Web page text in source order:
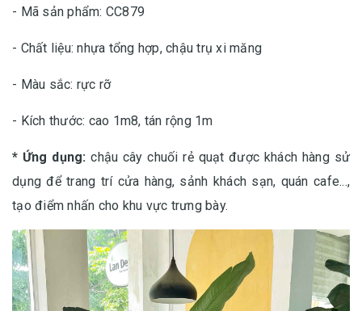
- Mã sản phẩm: CC879
- Chất liệu: nhựa tổng hợp, chậu trụ xi măng
- Màu sắc: rực rỡ
- Kích thước: cao 1m8, tán rộng 1m
* Ứng dụng: chậu cây chuối rẻ quạt được khách hàng sử
dụng để trang trí cửa hàng, sảnh khách sạn, quán cafe...,
tạo điểm nhấn cho khu vực trưng bày.